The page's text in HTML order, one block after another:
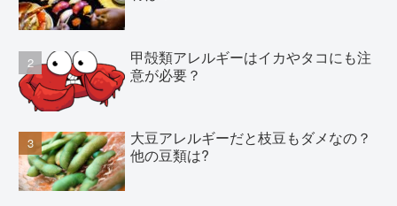
甲殻類アレルギーはイカやタコにも注
意が必要？
大豆アレルギーだと枝豆もダメなの？
他の豆類は?